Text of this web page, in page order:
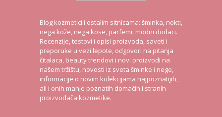
Blog kozmetici i ostalim sitnicama: šminka, nokti,
nega kože, nega kose, parfemi, modni dodaci.
Recenzije, testovi i opisi proizvoda, saveti i
preporuke u vezi lepote, odgovori na pitanja
čitalaca, beauty trendovi i novi proizvodi na
našem tržištu, novosti iz sveta šminke i nege,
informacije o novim kolekcijama najpoznatijih,
ali i onih manje poznatih domaćih i stranih
proizvođača kozmetike.